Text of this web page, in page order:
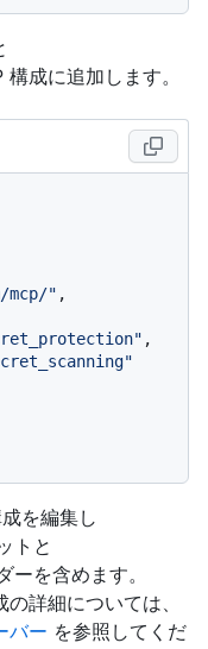
構成に追加します。
" ,
,
を編集し
トと
ーを含めます。
詳細については、
バー を参照してくだ